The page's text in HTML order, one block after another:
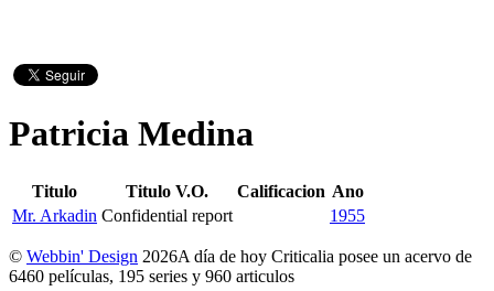
Patricia Medina
Titulo Titulo V.O. Calificacion Ano
Mr. Arkadin Confidential report 1955
© Webbin' Design 2026A día de hoy Criticalia posee un acervo de
6460 películas, 195 series y 960 articulos